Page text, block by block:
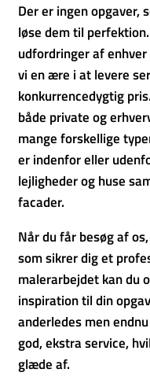
Der er ingen opgaver,
løse dem til
udfordringer af
vi en ære i at levere
konkurrencedygtig
både private og
mange forskellige
er indenfor eller
lejligheder og huse
facader.
Når du får besøg af
som sikrer dig et
malerarbejdet kan du
inspiration til din
anderledes men
god, ekstra service,
glæde af.